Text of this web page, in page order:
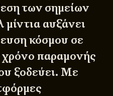
των σημείων
αυξάνει
κόσμου σε
παραμονής
ξοδεύει. Με